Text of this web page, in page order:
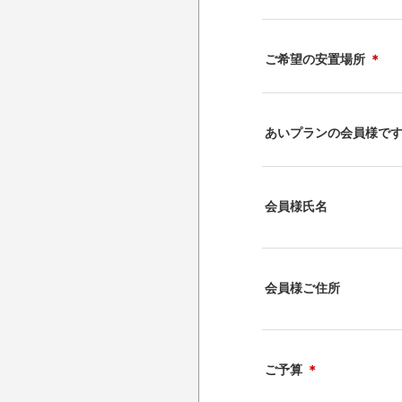
ご希望の安置場所 ＊
あいプランの会員様で
会員様氏名
会員様ご住所
ご予算 ＊